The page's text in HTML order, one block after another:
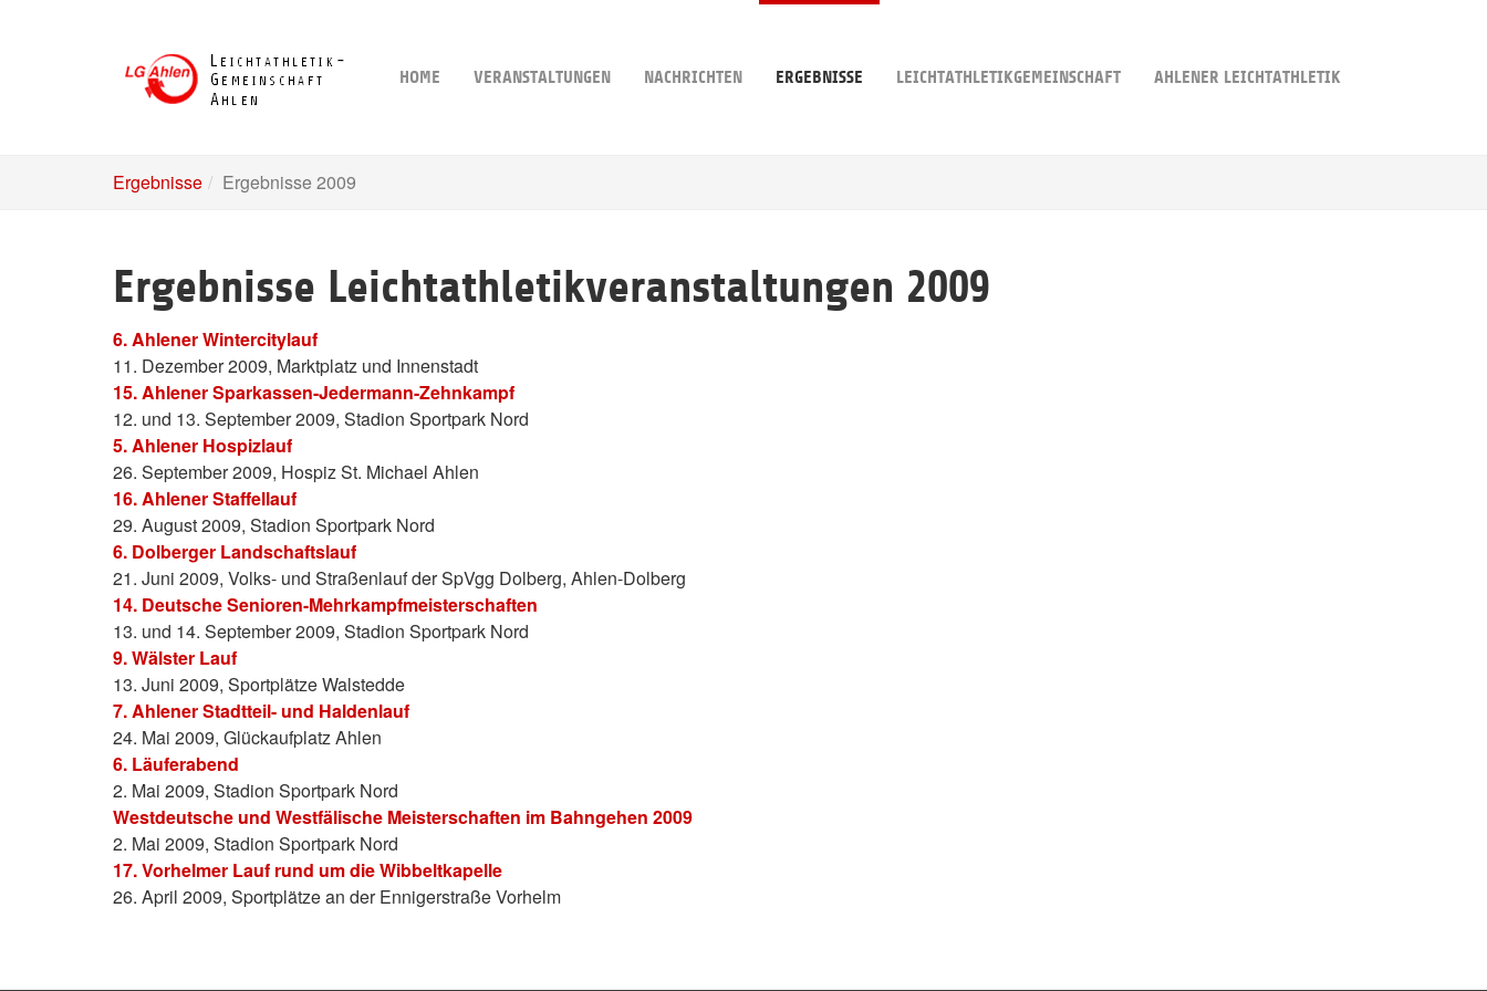
HOME VERANSTALTUNGEN NACHRICHTEN ERGEBNISSE LEICHTATHLETIKGEMEINSCHAFT AHLENER LEICHTATHLETIK
Ergebnisse Ergebnisse 2009
Ergebnisse Leichtathletikveranstaltungen 2009
6. Ahlener Wintercitylauf
11. Dezember 2009, Marktplatz und Innenstadt
15. Ahlener Sparkassen-Jedermann-Zehnkampf
12. und 13. September 2009, Stadion Sportpark Nord
5. Ahlener Hospizlauf
26. September 2009, Hospiz St. Michael Ahlen
16. Ahlener Staffellauf
29. August 2009, Stadion Sportpark Nord
6. Dolberger Landschaftslauf
21. Juni 2009, Volks- und Straßenlauf der SpVgg Dolberg, Ahlen-Dolberg
14. Deutsche Senioren-Mehrkampfmeisterschaften
13. und 14. September 2009, Stadion Sportpark Nord
9. Wälster Lauf
13. Juni 2009, Sportplätze Walstedde
7. Ahlener Stadtteil- und Haldenlauf
24. Mai 2009, Glückaufplatz Ahlen
6. Läuferabend
2. Mai 2009, Stadion Sportpark Nord
Westdeutsche und Westfälische Meisterschaften im Bahngehen 2009
2. Mai 2009, Stadion Sportpark Nord
17. Vorhelmer Lauf rund um die Wibbeltkapelle
26. April 2009, Sportplätze an der Ennigerstraße Vorhelm